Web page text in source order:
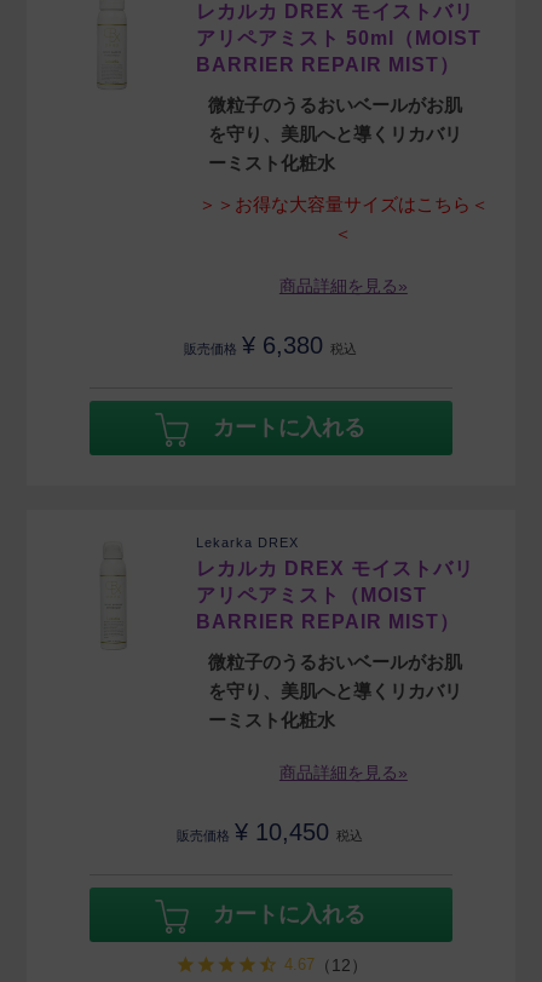
レカルカ DREX モイストバリ
アリペアミスト 50ml（MOIST
BARRIER REPAIR MIST）
微粒子のうるおいベールがお肌
を守り、美肌へと導くリカバリ
ーミスト化粧水
＞＞お得な大容量サイズはこちら＜
＜
商品詳細を見る»
販売価格 ¥ 6,380 税込
カートに入れる
Lekarka DREX
レカルカ DREX モイストバリ
アリペアミスト（MOIST
BARRIER REPAIR MIST）
微粒子のうるおいベールがお肌
を守り、美肌へと導くリカバリ
ーミスト化粧水
商品詳細を見る»
販売価格 ¥ 10,450 税込
カートに入れる
4.67（12）